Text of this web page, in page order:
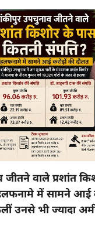
जीतने वाले प्रशांत
में सामने आई
उनसे भी ज्यादा